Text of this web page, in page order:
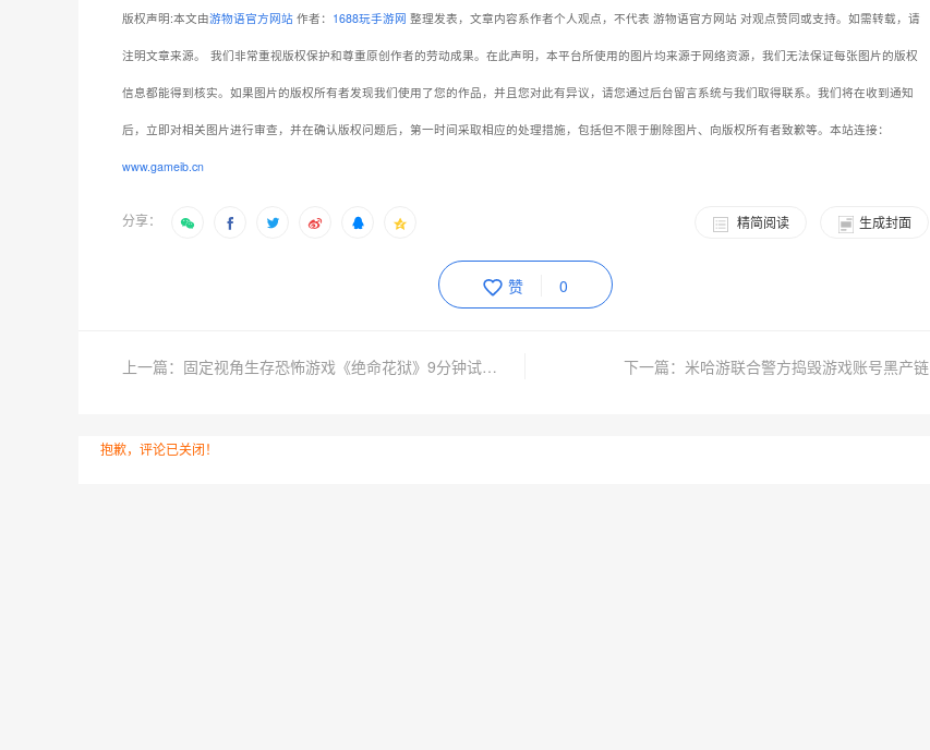
版权声明:本文由游物语官方网站 作者： 1688玩手游网 整理发表，文章内容系作者个人观点，不代表 游物语官方网站 对观点赞同或支持。如需转载，请
注明文章来源。 我们非常重视版权保护和尊重原创作者的劳动成果。在此声明，本平台所使用的图片均来源于网络资源，我们无法保证每张图片的版权
信息都能得到核实。如果图片的版权所有者发现我们使用了您的作品，并且您对此有异议，请您通过后台留言系统与我们取得联系。我们将在收到通知
后，立即对相关图片进行审查，并在确认版权问题后，第一时间采取相应的处理措施，包括但不限于删除图片、向版权所有者致歉等。本站连接：
www.gameib.cn
分享： 生成封面
精简阅读
赞 0
上一篇：固定视角生存恐怖游戏《绝命花狱》9分钟试玩实机 下一篇：米哈游联合警方捣毁游戏账号黑产链
抱歉，评论已关闭！